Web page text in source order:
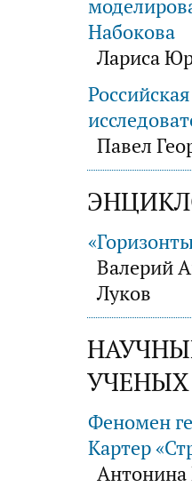
Набокова
Лариса
Павел
Валерий
Луков
УЧЕНЫХ
Феномен
Картер
Антонина